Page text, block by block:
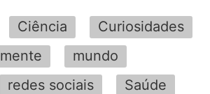
Ciência
Curiosidades
mente
mundo
redes sociais
Saúde